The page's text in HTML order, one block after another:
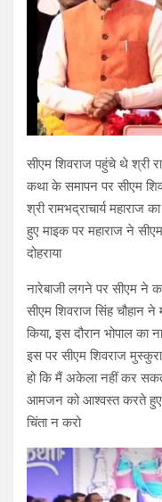
सीएम शिवराज पहुंचे थे श्री
कथा के समापन पर सीएम
श्री रामभद्राचार्य
हुए माइक पर महाराज ने
दोहराया
नारेबाजी लगने पर सीएम ने
सीएम शिवराज सिंह चौहान
किया, इस दौरान भोपाल
इस पर सीएम शिवराज
हो कि मैं अकेला नहीं कर
आमजन को आश्वस्त करते हुए
चिंता न करो